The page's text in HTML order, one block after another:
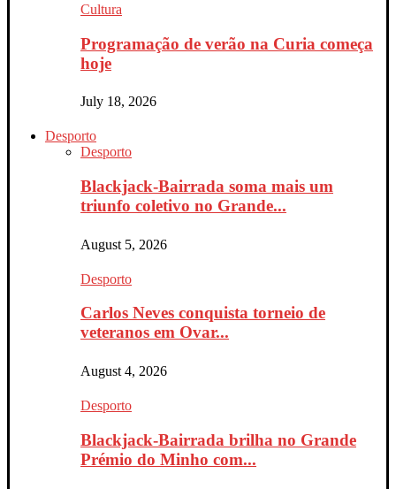
Cultura
Programação de verão na Curia começa
hoje
July 18, 2026
Desporto
Desporto
Blackjack-Bairrada soma mais um
triunfo coletivo no Grande...
August 5, 2026
Desporto
Carlos Neves conquista torneio de
veteranos em Ovar...
August 4, 2026
Desporto
Blackjack-Bairrada brilha no Grande
Prémio do Minho com...